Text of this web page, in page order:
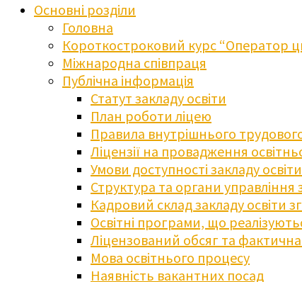
Основні розділи
Головна
Короткостроковий курс “Оператор
Міжнародна співпраця
Публічна інформація
Статут закладу освіти
План роботи ліцею
Правила внутрішнього
Ліцензії на провадження
Умови доступності закладу
Структура та органи управління
Кадровий склад закладу освіти
Освітні програми, що
Ліцензований обсяг та фактична
Мова освітнього процесу
Наявність вакантних посад